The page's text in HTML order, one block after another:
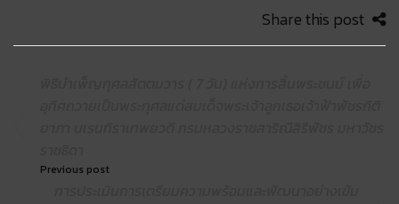
Share this post
Previous post